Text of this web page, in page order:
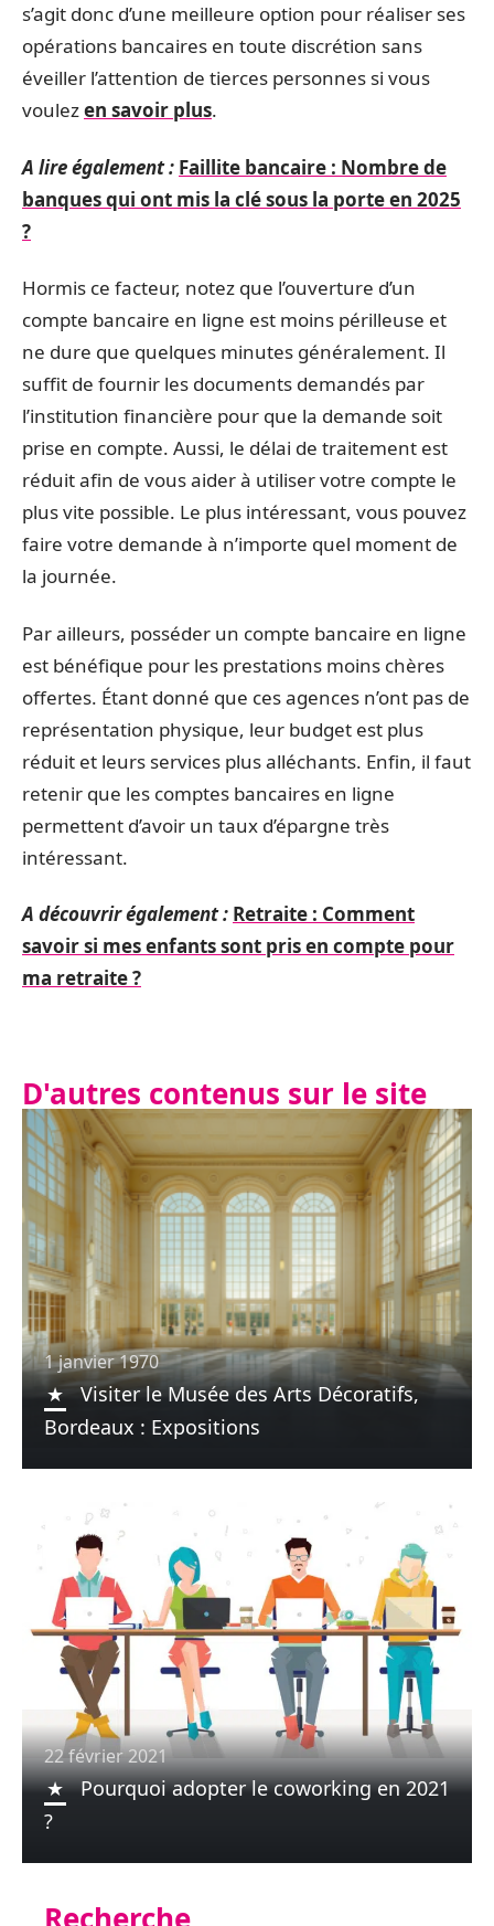
s’agit donc d’une meilleure option pour réaliser ses
opérations bancaires en toute discrétion sans
éveiller l’attention de tierces personnes si vous
voulezen savoir plus.
A lire également : Faillite bancaire : Nombre de
banques qui ont mis la clé sous la porte en 2025
?
Hormis ce facteur, notez que l’ouverture d’un
compte bancaire en ligne est moins périlleuse et
ne dure que quelques minutes généralement. Il
suffit de fournir les documents demandés par
l’institution financière pour que la demande soit
prise en compte. Aussi, le délai de traitement est
réduit afin de vous aider à utiliser votre compte le
plus vite possible. Le plus intéressant, vous pouvez
faire votre demande à n’importe quel moment de
la journée.
Par ailleurs, posséder un compte bancaire en ligne
est bénéfique pour les prestations moins chères
offertes. Étant donné que ces agences n’ont pas de
représentation physique, leur budget est plus
réduit et leurs services plus alléchants. Enfin, il faut
retenir que les comptes bancaires en ligne
permettent d’avoir un taux d’épargne très
intéressant.
A découvrir également : Retraite : Comment
savoir si mes enfants sont pris en compte pour
ma retraite ?
D'autres contenus sur le site
1 janvier 1970
Visiter le Musée des Arts Décoratifs,
Bordeaux : Expositions
22 février 2021
Pourquoi adopter le coworking en 2021
?
Recherche